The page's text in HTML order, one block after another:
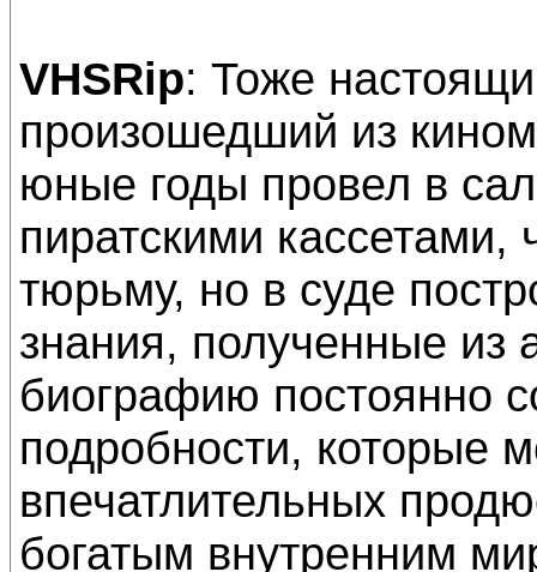
VHSRip: Тоже
произошедший из
юные годы провел в
пиратскими кассетами,
тюрьму, но в суде
знания, полученные
биографию постоянно
подробности, которые
впечатлительных
богатым внутренним